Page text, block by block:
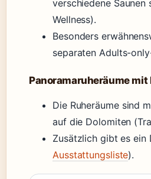
verschiedene
Wellness).
Besonders
separaten Adults-
Panoramaruheräume
Die Ruheräume sind
auf die Dolomiten
Zusätzlich gibt es ein
Ausstattungsliste).